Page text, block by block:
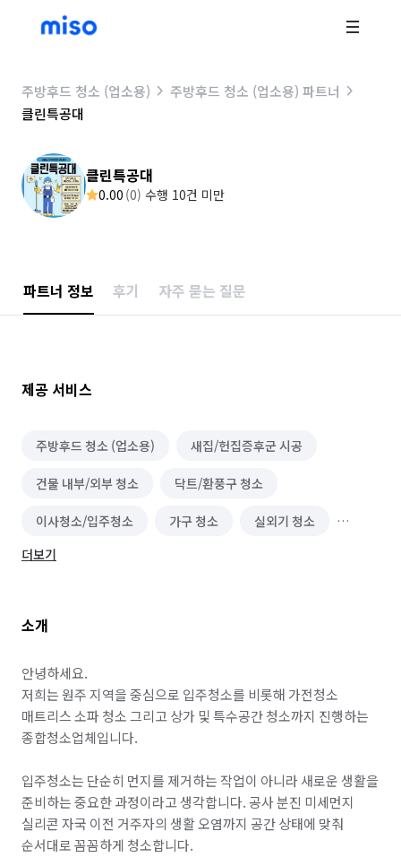
주방후드 청소 (업소용)
주방후드 청소 (업소용) 파트너
클린특공대
클린특공대
0.00 (0) 수행 10건 미만
파트너 정보 후기 자주 묻는 질문
제공 서비스
주방후드 청소 (업소용) 새집/헌집증후군 시공
건물 내부/외부 청소 닥트/환풍구 청소
이사청소/입주청소 가구 청소 실외기 청소
소파 청소
악취 제거
카페트 청소
더보기
소개
안녕하세요.
저희는 원주 지역을 중심으로 입주청소를 비롯해 가전청소
매트리스 소파 청소 그리고 상가 및 특수공간 청소까지 진행하는
종합청소업체입니다.
입주청소는 단순히 먼지를 제거하는 작업이 아니라 새로운 생활을
준비하는 중요한 과정이라고 생각합니다. 공사 분진 미세먼지
실리콘 자국 이전 거주자의 생활 오염까지 공간 상태에 맞춰
순서대로 꼼꼼하게 청소합니다.